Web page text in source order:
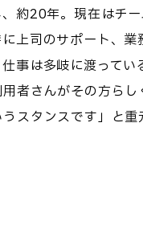
約20年。現在はチ
上司のサポート、業
事は多岐に渡ってい
者さんがその方らし
スタンスです」と重